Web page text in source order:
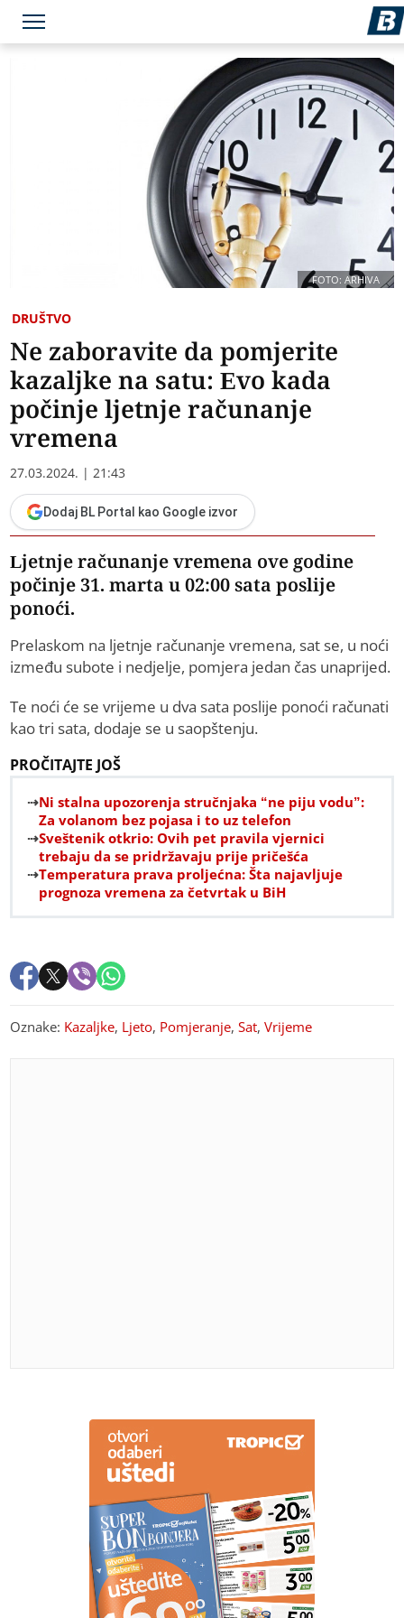
FOTO: ARHIVA
DRUŠTVO
Ne zaboravite da pomjerite
kazaljke na satu: Evo kada
počinje ljetnje računanje
vremena
27.03.2024. | 21:43
Dodaj BL Portal kao Google izvor
Ljetnje računanje vremena ove godine
počinje 31. marta u 02:00 sata poslije
ponoći.
Prelaskom na ljetnje računanje vremena, sat se, u noći
između subote i nedjelje, pomjera jedan čas unaprijed.
Te noći će se vrijeme u dva sata poslije ponoći računati
kao tri sata, dodaje se u saopštenju.
PROČITAJTE JOŠ
Ni stalna upozorenja stručnjaka “ne piju vodu”:
Za volanom bez pojasa i to uz telefon
Sveštenik otkrio: Ovih pet pravila vjernici
trebaju da se pridržavaju prije pričešća
Temperatura prava proljećna: Šta najavljuje
prognoza vremena za četvrtak u BiH
Oznake: Kazaljke, Ljeto, Pomjeranje,Sat,Vrijeme